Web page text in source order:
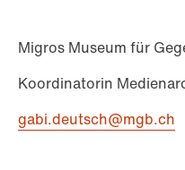
Migros Museum für
Koordinatorin
gabi.deutsch@mgb.ch